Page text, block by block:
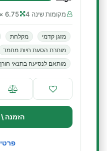
מקומות שינה 4 6.75 × 2.35 m
מזגן קדמי מקלחת
מותרת הסעת חיות מחמד
מותאם לנסיעה בתנאי
הזמנה